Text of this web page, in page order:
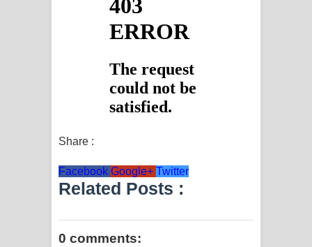
Share :
Facebook Google+ Twitter
Related Posts :
0 comments: